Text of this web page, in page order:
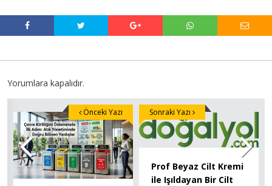
Yorumlara kapalıdır.
Önceki Yazı
Prof Beyaz Cilt Kremi
ile Işıldayan Bir Cilt
Sonraki Yazı